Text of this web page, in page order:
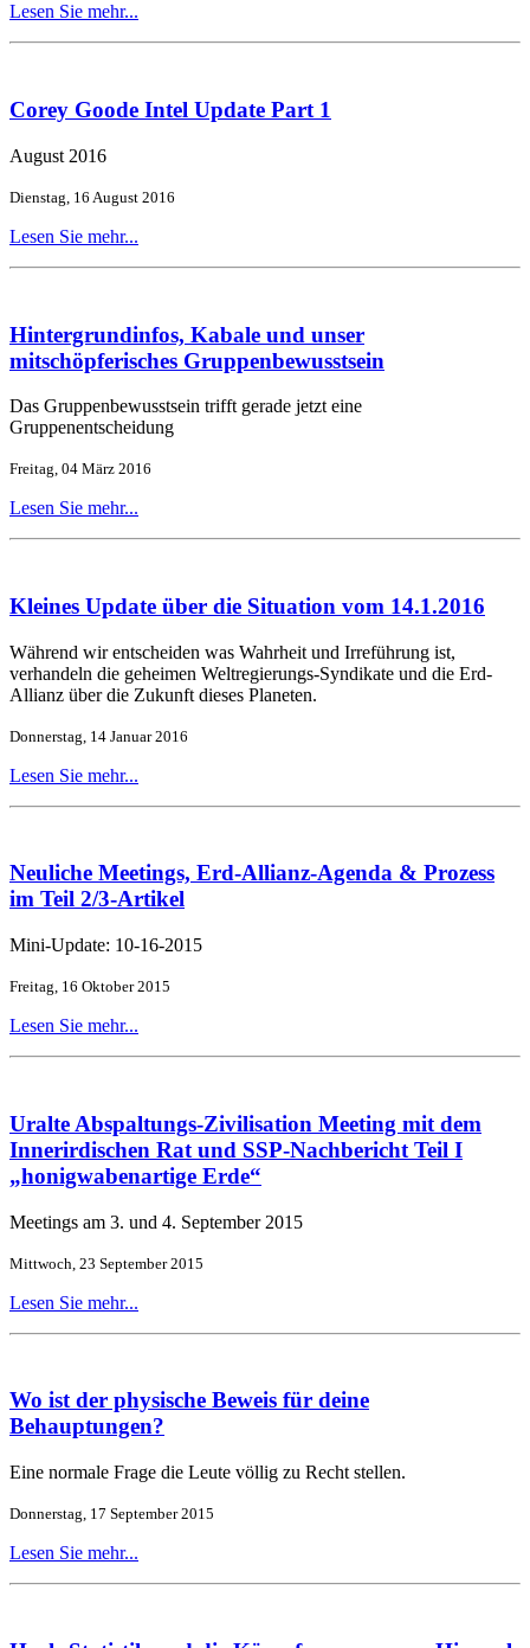
Lesen Sie mehr...
Corey Goode Intel Update Part 1
August 2016
Dienstag, 16 August 2016
Lesen Sie mehr...
Hintergrundinfos, Kabale und unser
mitschöpferisches Gruppenbewusstsein
Das Gruppenbewusstsein trifft gerade jetzt eine
Gruppenentscheidung
Freitag, 04 März 2016
Lesen Sie mehr...
Kleines Update über die Situation vom 14.1.2016
Während wir entscheiden was Wahrheit und Irreführung ist,
verhandeln die geheimen Weltregierungs-Syndikate und die Erd-
Allianz über die Zukunft dieses Planeten.
Donnerstag, 14 Januar 2016
Lesen Sie mehr...
Neuliche Meetings, Erd-Allianz-Agenda & Prozess
im Teil 2/3-Artikel
Mini-Update: 10-16-2015
Freitag, 16 Oktober 2015
Lesen Sie mehr...
Uralte Abspaltungs-Zivilisation Meeting mit dem
Innerirdischen Rat und SSP-Nachbericht Teil I
„honigwabenartige Erde“
Meetings am 3. und 4. September 2015
Mittwoch, 23 September 2015
Lesen Sie mehr...
Wo ist der physische Beweis für deine
Behauptungen?
Eine normale Frage die Leute völlig zu Recht stellen.
Donnerstag, 17 September 2015
Lesen Sie mehr...